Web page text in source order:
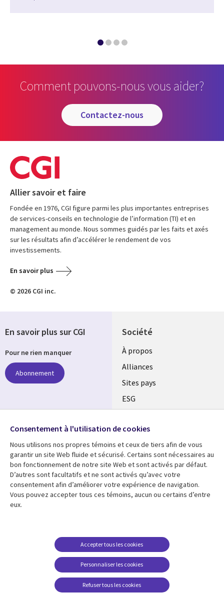
Comment pouvons-nous vous aider?
contactez-nous
Allier savoir et faire
Fondée en 1976, CGI figure parmi les plus importantes entreprises
de services-conseils en technologie de l’information (TI) et en
management au monde. Nous sommes guidés par les faits et axés
sur les résultats afin d’accélérer le rendement de vos
investissements.
En savoir plus
© 2026 CGI inc.
Société
À propos
Alliances
Sites pays
ESG
Fusions
Salle de presse
Ressources
Articles
Études de cas
Baladodiffusions
Support
Restrictions et
conditions juridiques
Carrières FAQ
Centre de gestion des
En savoir plus sur CGI
Pour ne rien manquer
Abonnement
Suivez-nous
Social
Media
Global
FR
Consentement à l'utilisation de cookies
Nous utilisons nos propres témoins et ceux de tiers afin de vous
garantir un site Web fluide et sécurisé. Certains sont nécessaires au
bon fonctionnement de notre site Web et sont activés par défaut.
D’autres sont facultatifs et ne sont activés qu’avec votre
consentement afin d’améliorer votre expérience de navigation.
Vous pouvez accepter tous ces témoins, aucun ou certains d’entre
eux.
Personnaliser les cookies
Accepter tous les cookies
Refuser tous les cookies